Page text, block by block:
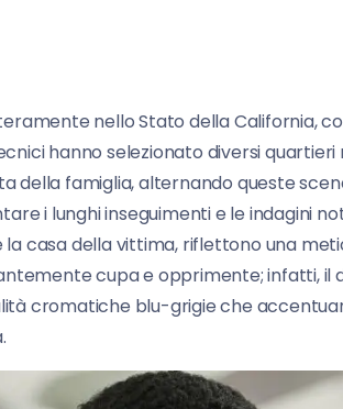
nello Stato della California,
hanno selezionato diversi quartieri
della famiglia, alternando queste
i lunghi inseguimenti e le indagini
la casa della vittima, riflettono una
cupa e opprimente; infatti, il
cromatiche blu-grigie che